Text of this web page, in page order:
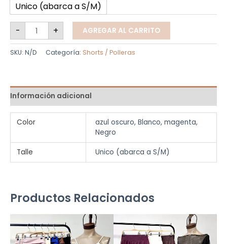
Unico (abarca a S/M)
- + AGREGAR AL CARRITO
SKU: N/D Categoría: Shorts / Polleras
Información adicional
Color
azul oscuro, Blanco, magenta,
Negro
Talle Unico (abarca a S/M)
Productos Relacionados